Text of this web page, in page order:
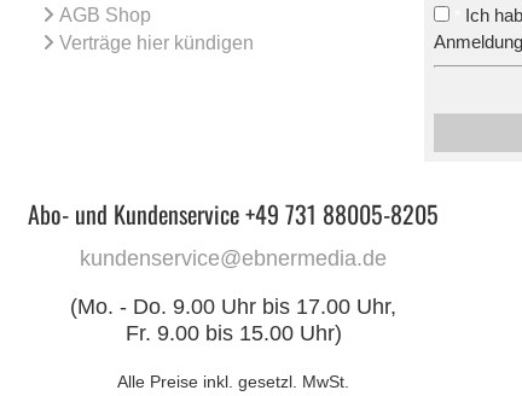
AGB Shop
Verträge hier kündigen
Ich
Abo- und Kundenservice +49 731 88005-8205
kundenservice@ebnermedia.de
(Mo. - Do. 9.00 Uhr bis 17.00 Uhr,
Fr. 9.00 bis 15.00 Uhr)
Alle Preise inkl. gesetzl. MwSt.